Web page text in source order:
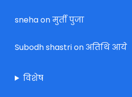
snehaonमुर्ती पुजा
Subodh shastrionअतिथि आये
विशेष